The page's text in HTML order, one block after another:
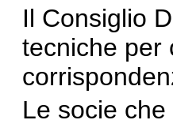
Il Consiglio
tecniche per
Le socie